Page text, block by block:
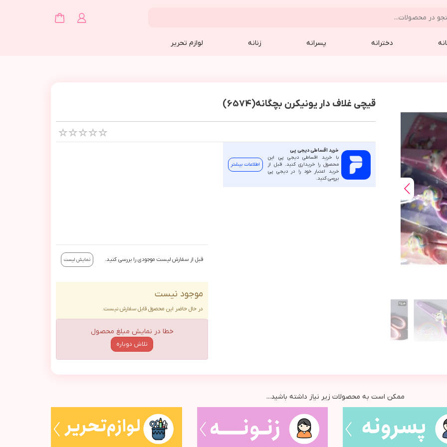
دخترانه پسرانه زنانه لوازم تحریر
قیچی غلاف دار یونیکرن بچگانه(6574)
خرید اقساطی دیجی پی
با خرید اقساطی دیجی پی این
محصول را خریداری کنید. قبل از
خرید اعتبار خود را در دیجی پی
بررسی کنید.
اطلاعات بیشتر
قبل از سفارش لیست موجودی را بررسی کنید. نمایش لیست
موجود نیست
در حال حاضر این محصول قابل سفارش نیست.
خطا در نمایش مبلغ محصول
تلاش دوباره
ممکن است به محصولات زیر نیاز داشته باشید...